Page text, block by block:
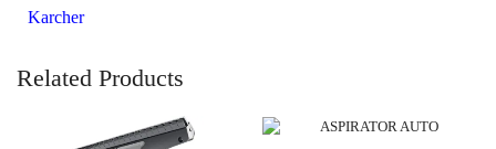
Karcher
Related Products